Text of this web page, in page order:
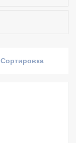
Сортировка